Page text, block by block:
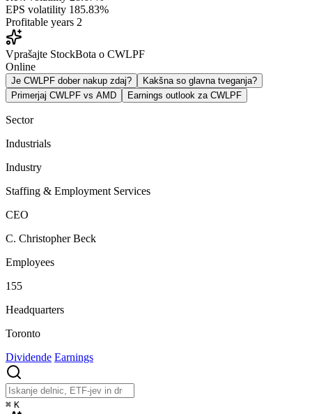
EPS volatility 185.83%
Profitable years 2
Vprašajte StockBota o CWLPF
Online
Je CWLPF dober nakup zdaj?
Kakšna so glavna tveganja?
Primerjaj CWLPF vs AMD
Earnings outlook za CWLPF
Sector
Industrials
Industry
Staffing & Employment Services
CEO
C. Christopher Beck
Employees
155
Headquarters
Toronto
Dividende Earnings
⌘ K